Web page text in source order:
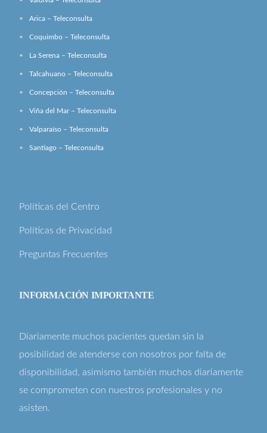
Arica – Teleconsulta
Coquimbo – Teleconsulta
La Serena – Teleconsulta
Talcahuano – Teleconsulta
Concepción – Teleconsulta
Viña del Mar – Teleconsulta
Valparaíso – Teleconsulta
Santiago – Teleconsulta
Políticas del Centro
Políticas de Privacidad
Preguntas Frecuentes
INFORMACIÓN IMPORTANTE
Diariamente muchos pacientes quedan sin la
posibilidad de atenderse con nosotros por falta de
disponibilidad, asimismo también muchos diariamente
se comprometen con nuestros profesionales y no
asisten.